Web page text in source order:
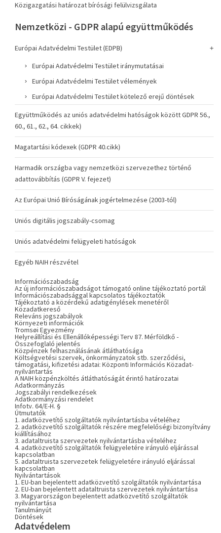
Közigazgatási határozat bírósági felülvizsgálata
Nemzetközi - GDPR alapú együttműködés
Európai Adatvédelmi Testület (EDPB)
Európai Adatvédelmi Testület iránymutatásai
Európai Adatvédelmi Testület vélemények
Európai Adatvédelmi Testület kötelező erejű döntések
Együttműködés az uniós adatvédelmi hatóságok között GDPR 56.,
60., 61., 62., 64. cikkek)
Magatartási kódexek (GDPR 40.cikk)
Harmadik országba vagy nemzetközi szervezethez történő
adattovábbítás (GDPR V. fejezet)
Az Európai Unió Bíróságának jogértelmezése (2003-tól)
Uniós digitális jogszabály-csomag
Uniós adatvédelmi felügyeleti hatóságok
Egyéb NAIH részvétel
Információszabadság
Az új információszabadságot támogató online tájékoztató portál
Információszabadsággal kapcsolatos tájékoztatók
Tájékoztató a közérdekű adatigénylések menetéről
Közadatkereső
Releváns jogszabályok
Környezeti információk
Tromsøi Egyezmény
Helyreállítási és Ellenállóképességi Terv 87. Mérföldkő -
Összefoglaló jelentés
Közpénzek felhasználásának átláthatósága
Költségvetési szervek, önkormányzatok stb. szerződési,
támogatási, kifizetési adatai: Központi Információs Közadat-
nyilvántartás
A NAIH közpénzköltés átláthatóságát érintő határozatai
Adatkormányzás
Jogszabályi rendelkezések
Adatkormányzási rendelet
Infotv. 64/E-H. §
Útmutatók
1. adatközvetítő szolgáltatók nyilvántartásba vételéhez
2. adatközvetítő szolgáltatók részére megfelelőségi bizonyítvány
kiállításához
3. adataltruista szervezetek nyilvántartásba vételéhez
4. adatközvetítő szolgáltatók felügyeletére irányuló eljárással
kapcsolatban
5. adataltruista szervezetek felügyeletére irányuló eljárással
kapcsolatban
Nyilvántartások
1. EU-ban bejelentett adatközvetítő szolgáltatók nyilvántartása
2. EU-ban bejelentett adataltruista szervezetek nyilvántartása
3. Magyarországon bejelentett adatközvetítő szolgáltatók
nyilvántartása
Tanulmányút
Döntések
Adatvédelem